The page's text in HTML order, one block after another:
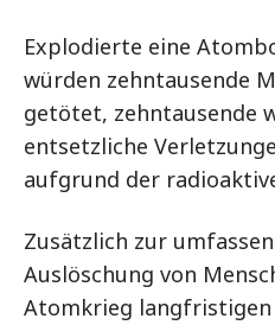
Explodierte eine
würden zehntausende
getötet, zehntausende
entsetzliche
aufgrund der
Zusätzlich zur
Auslöschung von
Atomkrieg langfristigen